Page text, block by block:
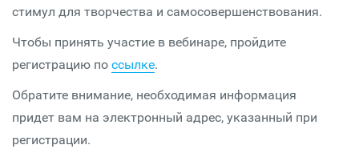
стимул для творчества и самосовершенствования.
Чтобы принять участие в вебинаре, пройдите
регистрацию по ссылке.
Обратите внимание, необходимая информация
придет вам на электронный адрес, указанный при
регистрации.